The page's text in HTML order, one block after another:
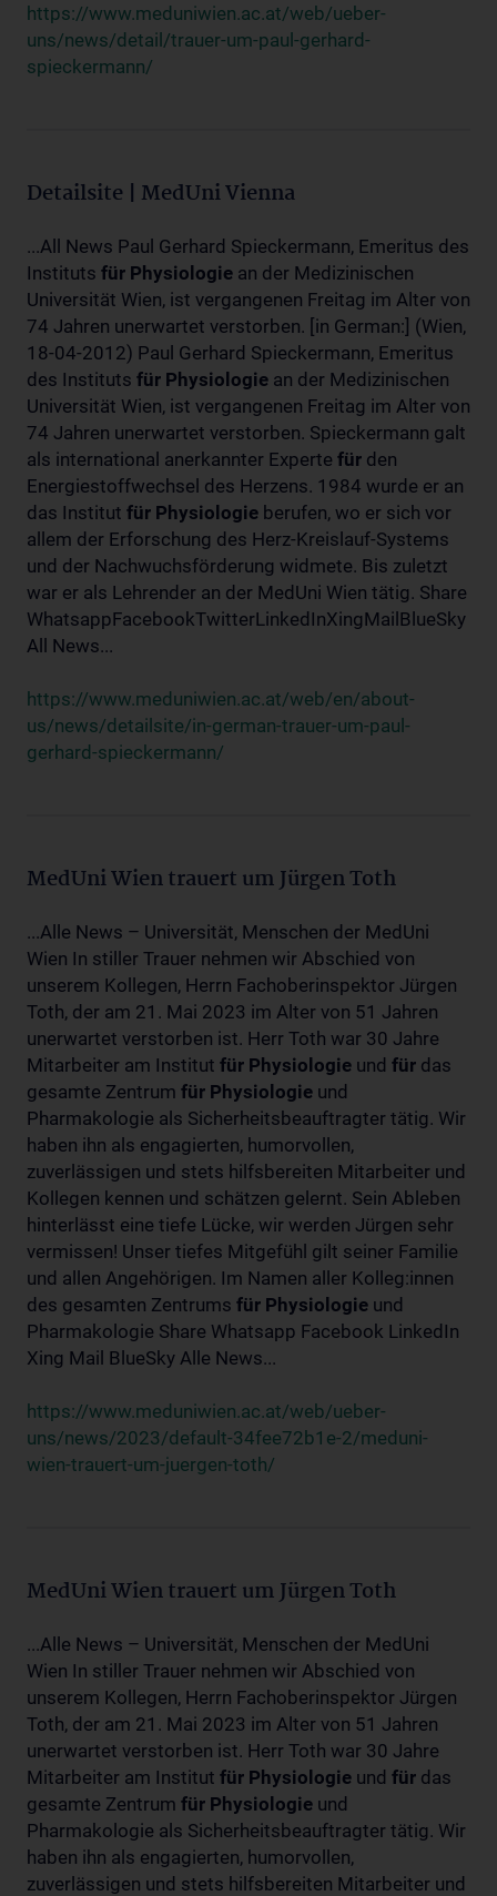
https://www.meduniwien.ac.at/web/ueber-
uns/news/detail/trauer-um-paul-gerhard-
spieckermann/
Detailsite | MedUni Vienna
...All News Paul Gerhard Spieckermann, Emeritus des
Instituts für Physiologie an der Medizinischen
Universität Wien, ist vergangenen Freitag im Alter von
74 Jahren unerwartet verstorben. [in German:] (Wien,
18-04-2012) Paul Gerhard Spieckermann, Emeritus
des Instituts für Physiologie an der Medizinischen
Universität Wien, ist vergangenen Freitag im Alter von
74 Jahren unerwartet verstorben. Spieckermann galt
als international anerkannter Experte für den
Energiestoffwechsel des Herzens. 1984 wurde er an
das Institut für Physiologie berufen, wo er sich vor
allem der Erforschung des Herz-Kreislauf-Systems
und der Nachwuchsförderung widmete. Bis zuletzt
war er als Lehrender an der MedUni Wien tätig. Share
WhatsappFacebookTwitterLinkedInXingMailBlueSky
All News...
https://www.meduniwien.ac.at/web/en/about-
us/news/detailsite/in-german-trauer-um-paul-
gerhard-spieckermann/
MedUni Wien trauert um Jürgen Toth
...Alle News – Universität, Menschen der MedUni
Wien In stiller Trauer nehmen wir Abschied von
unserem Kollegen, Herrn Fachoberinspektor Jürgen
Toth, der am 21. Mai 2023 im Alter von 51 Jahren
unerwartet verstorben ist. Herr Toth war 30 Jahre
Mitarbeiter am Institut für Physiologie und für das
gesamte Zentrum für Physiologie und
Pharmakologie als Sicherheitsbeauftragter tätig. Wir
haben ihn als engagierten, humorvollen,
zuverlässigen und stets hilfsbereiten Mitarbeiter und
Kollegen kennen und schätzen gelernt. Sein Ableben
hinterlässt eine tiefe Lücke, wir werden Jürgen sehr
vermissen! Unser tiefes Mitgefühl gilt seiner Familie
und allen Angehörigen. Im Namen aller Kolleg:innen
des gesamten Zentrums für Physiologie und
Pharmakologie Share Whatsapp Facebook LinkedIn
Xing Mail BlueSky Alle News...
https://www.meduniwien.ac.at/web/ueber-
uns/news/2023/default-34fee72b1e-2/meduni-
wien-trauert-um-juergen-toth/
MedUni Wien trauert um Jürgen Toth
...Alle News – Universität, Menschen der MedUni
Wien In stiller Trauer nehmen wir Abschied von
unserem Kollegen, Herrn Fachoberinspektor Jürgen
Toth, der am 21. Mai 2023 im Alter von 51 Jahren
unerwartet verstorben ist. Herr Toth war 30 Jahre
Mitarbeiter am Institut für Physiologie und für das
gesamte Zentrum für Physiologie und
Pharmakologie als Sicherheitsbeauftragter tätig. Wir
haben ihn als engagierten, humorvollen,
zuverlässigen und stets hilfsbereiten Mitarbeiter und